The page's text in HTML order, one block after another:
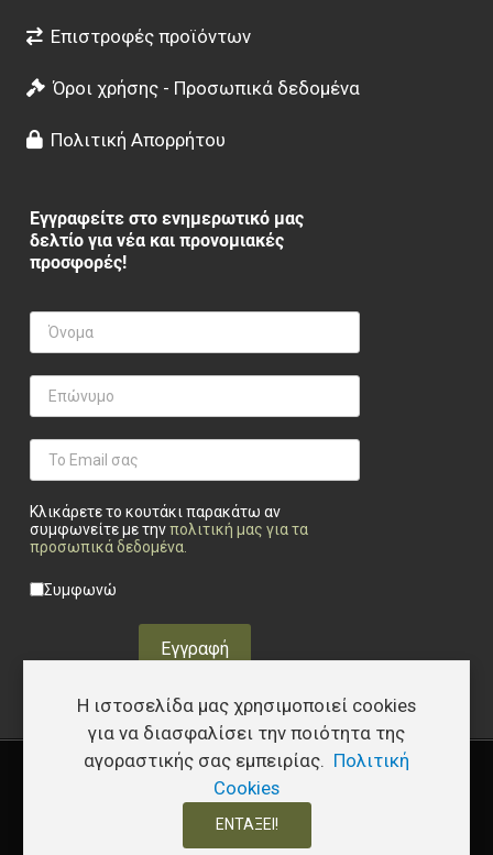
Επιστροφές προϊόντων
Όροι χρήσης - Προσωπικά δεδομένα
Πολιτική Απορρήτου
Εγγραφείτε στο ενημερωτικό μας
δελτίο για νέα και προνομιακές
προσφορές!
Κλικάρετε το κουτάκι παρακάτω αν
συμφωνείτε με τηνπολιτική μας για τα
προσωπικά δεδομένα.
Privacy checkbox
Συμφωνώ
Εγγραφή
Η ιστοσελίδα μας χρησιμοποιεί cookies
για να διασφαλίσει την ποιότητα της
αγοραστικής σας εμπειρίας. Πολιτική
Cookies
ΕΝΤΆΞΕΙ!